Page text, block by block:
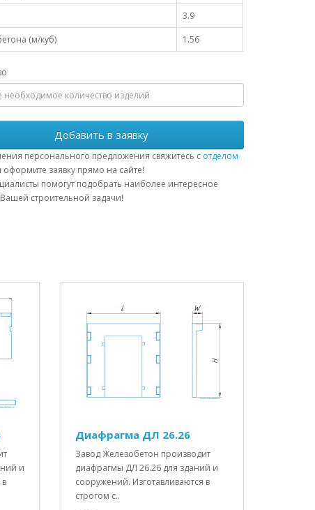
3.9
(м/куб)
1.56
Добавить в заявку
персонального предложения свяжитесь с отделом
оформите заявку прямо на сайте!
помогут подобрать наиболее интересное
строительной задачи!
и
Диафрагма ДЛ 26.26
Завод Железобетон производит
диафрагмы ДЛ 26.26 для зданий и
сооружений. Изготавливаются в
строгом с..